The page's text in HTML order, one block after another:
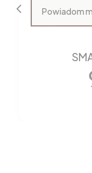
Powiadom